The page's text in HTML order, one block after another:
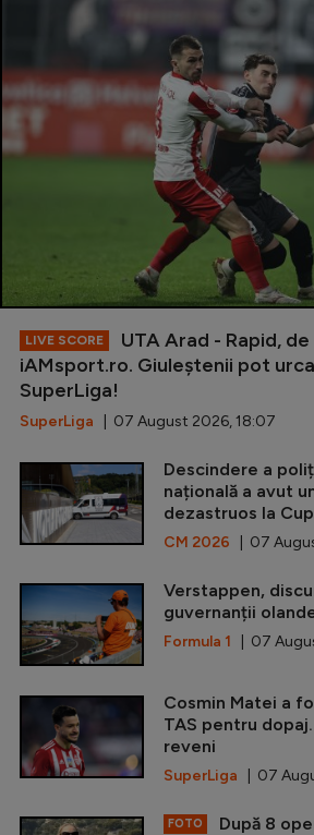
LIVE SCORE
UTA Arad - Rapid, de
iAMsport.ro. Giuleștenii pot
SuperLiga!
SuperLiga | 07 August 2026, 18:07
Descindere a
națională a avut
dezastruos la
CM 2026 | 07
Verstappen,
guvernanții
Formula 1 | 07
Cosmin Matei a
TAS pentru
reveni
SuperLiga | 07
FOTO
După 8